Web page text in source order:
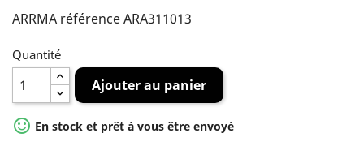
ARRMA référence ARA311013
Quantité
Ajouter au panier
 En stock et prêt à vous être envoyé